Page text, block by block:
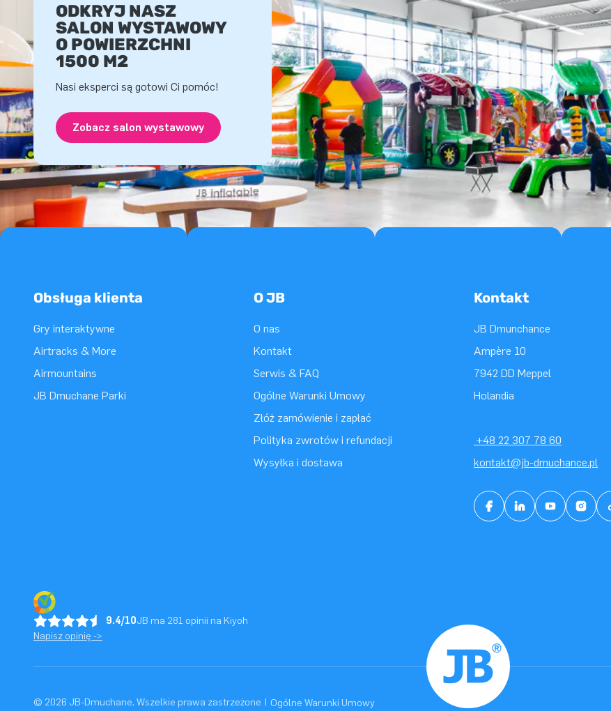
ODKRYJ NASZ
SALON WYSTAWOWY
O POWIERZCHNI
1500 M2
Nasi eksperci są gotowi Ci pomóc!
Zobacz salon wystawowy
Obsługa klienta
Gry interaktywne
Airtracks & More
Airmountains
JB Dmuchane Parki
O JB
O nas
Kontakt
Serwis & FAQ
Ogólne Warunki Umowy
Złóż zamówienie i zapłać
Polityka zwrotów i refundacji
Wysyłka i dostawa
Kontakt
JB Dmunchance
Ampère 10
7942 DD Meppel
Holandia
+48 22 307 78 60
kontakt@jb-dmuchance.pl
9.4/10JB ma 281 opinii na Kiyoh
Napisz opinię ->
© 2026 JB-Dmuchane. Wszelkie prawa zastrzeżone | Ogólne Warunki Umowy